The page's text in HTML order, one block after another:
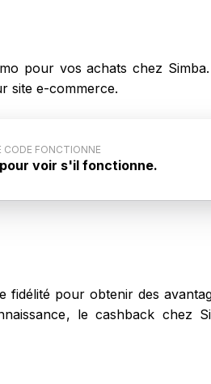
pour vos achats chez
site e-commerce.
CODE FONCTIONNE
voir s'il fonctionne.
il est possible que ce
pour obtenir des
le cashback chez